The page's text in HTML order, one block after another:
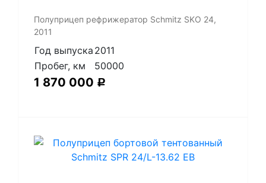
Полуприцеп рефрижератор Schmitz SKO 24,
2011
Год выпуска 2011
Пробег, км
50000
1 870 000 Р